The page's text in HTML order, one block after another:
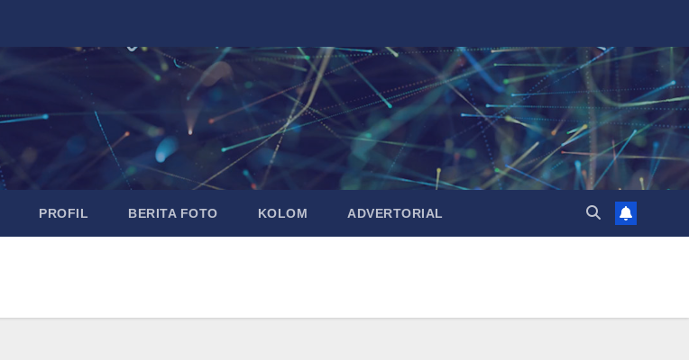
PROFIL BERITA FOTO KOLOM ADVERTORIAL